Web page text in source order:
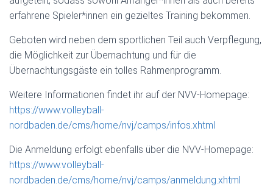
erfahrene Spieler*innen ein gezieltes Training bekommen.
Geboten wird neben dem sportlichen Teil auch Verpflegung,
die Möglichkeit zur Übernachtung und für die
Übernachtungsgäste ein tolles Rahmenprogramm.
Weitere Informationen findet ihr auf der NVV-Homepage:
https://www.volleyball-
nordbaden.de/cms/home/nvj/camps/infos.xhtml
Die Anmeldung erfolgt ebenfalls über die NVV-Homepage:
https://www.volleyball-
nordbaden.de/cms/home/nvj/camps/anmeldung.xhtml